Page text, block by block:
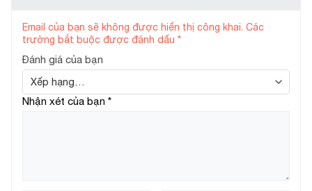
Email của bạn sẽ không được hiển thị công khai. Các
trường bắt buộc được đánh dấu *
Đánh giá của bạn
Nhận xét của bạn *